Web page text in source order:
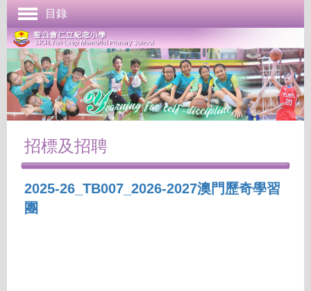
首頁
學校簡介
管理與組織
課程發展
成長支援
學生表現
校園生活
目錄
招標及招聘
2025-26_TB007_2026-2027澳門歷奇學習
團